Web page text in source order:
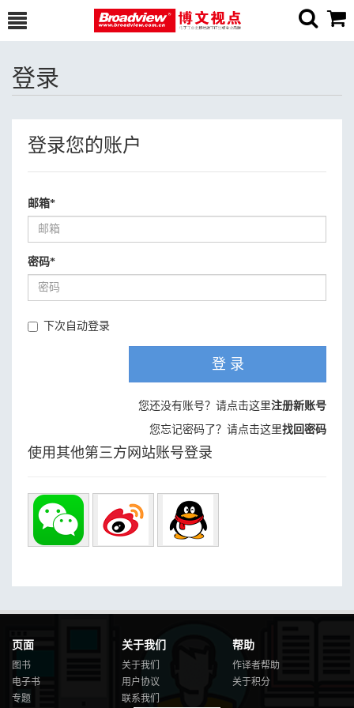
登录
登录您的账户
邮箱*
密码*
下次自动登录
登 录
您还没有账号？请点击这里注册新账号
您忘记密码了？请点击这里找回密码
使用其他第三方网站账号登录
页面
图书
电子书
专题
关于我们
关于我们
用户协议
联系我们
帮助
作译者帮助
关于积分